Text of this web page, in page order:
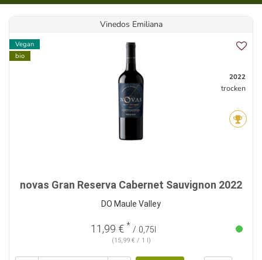
Vinedos Emiliana
Vegan
bio
2022
trocken
novas Gran Reserva Cabernet Sauvignon 2022
DO Maule Valley
11,99 € * / 0,75l
(15,99 € / 1 l)